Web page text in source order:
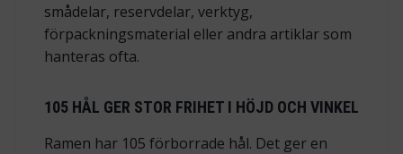
smådelar, reservdelar, verktyg,
förpackningsmaterial eller andra artiklar som
hanteras ofta.
105 HÅL GER STOR FRIHET I HÖJD OCH VINKEL
Ramen har 105 förborrade hål. Det ger en